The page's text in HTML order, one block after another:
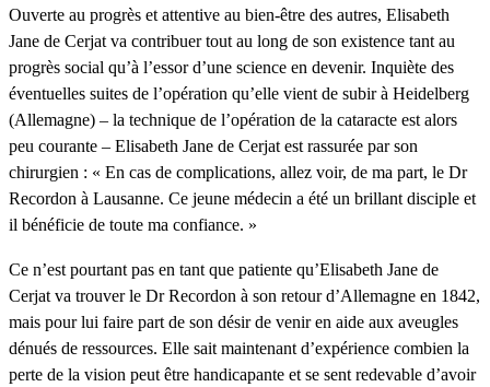
Ouverte au progrès et attentive au bien-être des autres, Elisabeth
Jane de Cerjat va contribuer tout au long de son existence tant au
progrès social qu’à l’essor d’une science en devenir. Inquiète des
éventuelles suites de l’opération qu’elle vient de subir à Heidelberg
(Allemagne) – la technique de l’opération de la cataracte est alors
peu courante – Elisabeth Jane de Cerjat est rassurée par son
chirurgien : « En cas de complications, allez voir, de ma part, le Dr
Recordon à Lausanne. Ce jeune médecin a été un brillant disciple et
il bénéficie de toute ma confiance. »
Ce n’est pourtant pas en tant que patiente qu’Elisabeth Jane de
Cerjat va trouver le Dr Recordon à son retour d’Allemagne en 1842,
mais pour lui faire part de son désir de venir en aide aux aveugles
dénués de ressources. Elle sait maintenant d’expérience combien la
perte de la vision peut être handicapante et se sent redevable d’avoir